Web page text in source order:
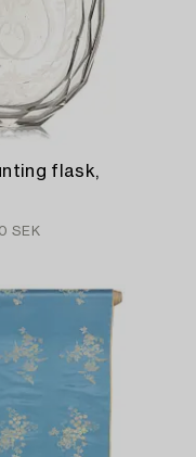
flask,
SEK